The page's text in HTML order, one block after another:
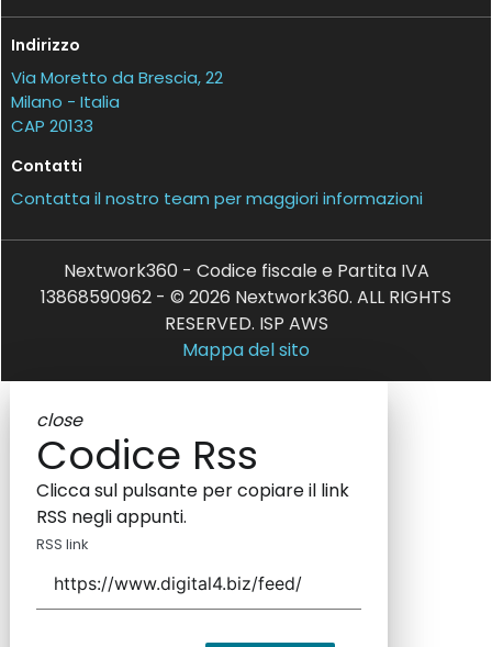
Indirizzo
Via Moretto da Brescia, 22
Milano - Italia
CAP 20133
Contatti
Contatta il nostro team per maggiori informazioni
Nextwork360 - Codice fiscale e Partita IVA
13868590962 - © 2026 Nextwork360. ALL RIGHTS
RESERVED. ISP AWS
Mappa del sito
close
Codice Rss
Clicca sul pulsante per copiare il link
RSS negli appunti.
RSS link